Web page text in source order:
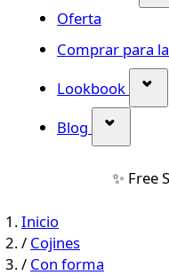
Oferta
Comprar para
Lookbook
Blog
✨ Free
Inicio
/ Cojines
/ Con forma